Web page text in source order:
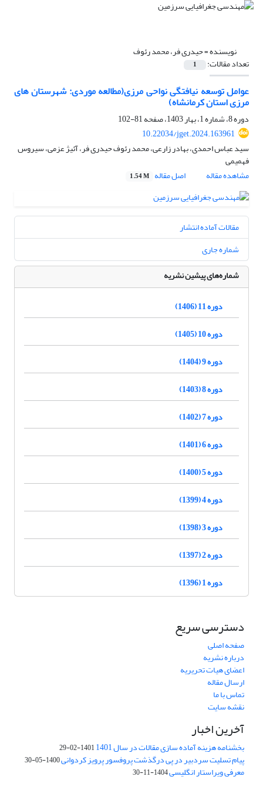
نویسنده =حیدری فر، محمد رئوف
تعداد مقالات: 1
عوامل توسعه نیافتگی نواحی مرزی(مطالعه موردی: شهرستان های
مرزی استان کرمانشاه)
دوره 8، شماره 1، بهار 1403، صفحه
81-102
10.22034/jget.2024.163961
سید عباس احمدی، بهادر زارعی، محمد رئوف حیدری فر، آئیژ عزمی، سیروس
فهمیمی
مشاهده مقاله
اصل مقاله 1.54 M
مقالات آماده انتشار
شماره جاری
شماره‌های پیشین نشریه
دوره 11 (1406)
دوره 10 (1405)
دوره 9 (1404)
دوره 8 (1403)
دوره 7 (1402)
دوره 6 (1401)
دوره 5 (1400)
دوره 4 (1399)
دوره 3 (1398)
دوره 2 (1397)
دوره 1 (1396)
دسترسی سریع
صفحه اصلی
درباره نشریه
اعضای هیات تحریریه
ارسال مقاله
تماس با ما
نقشه سایت
آخرین اخبار
بخشنامه هزینه آماده سازی مقالات در سال 1401 1401-02-29
پیام تسلیت سردبیر در پی درگذشت پروفسور پرویز کردوانی1400-05-30
معرفی ویراستار انگلیسی1404-11-30